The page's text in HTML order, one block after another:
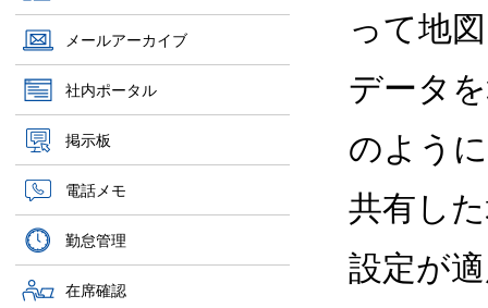
メールアーカイブ
社内ポータル
掲示板
電話メモ
勤怠管理
在席確認
って地
データ
のよう
共有し
設定が